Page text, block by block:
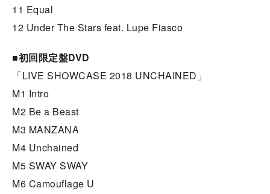
11 Equal
12 Under The Stars feat. Lupe Fiasco
■初回限定盤DVD
「LIVE SHOWCASE 2018 UNCHAINED」
M1 Intro
M2 Be a Beast
M3 MANZANA
M4 Unchained
M5 SWAY SWAY
M6 Camouflage U